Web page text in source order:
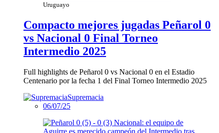
Uruguayo
Compacto mejores jugadas Peñarol 0
vs Nacional 0 Final Torneo
Intermedio 2025
Full highlights de Peñarol 0 vs Nacional 0 en el Estadio
Centenario por la fecha 1 del Final Torneo Intermedio 2025
Supremacia
06/07/25